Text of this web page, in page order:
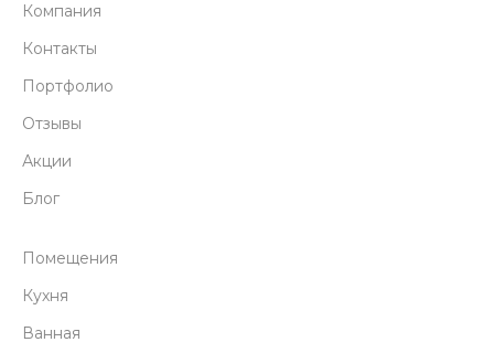
Компания
Контакты
Портфолио
Отзывы
Акции
Блог
Помещения
Кухня
Ванная